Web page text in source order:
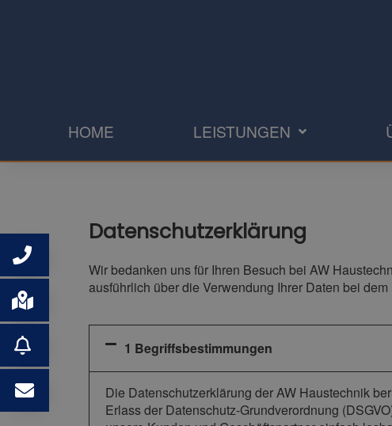
HOME LEISTUNGEN
Datenschutzerklärung
Wir bedanken uns für Ihren Besuch bei AW
ausführlich über die Verwendung Ihrer Daten bei
1 Begriffsbestimmungen
Die Datenschutzerklärung der AW Haustechnik
Erlass der Datenschutz-Grundverordnung